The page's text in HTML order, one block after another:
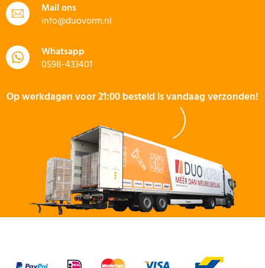
Mail ons
info@duovorm.nl
Whatsapp
0598-433401
Op werkdagen voor 21:00 besteld is vandaag verzonden!